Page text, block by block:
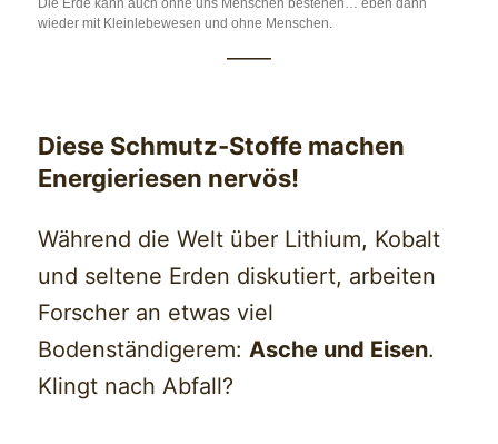
Die Erde kann auch ohne uns Menschen bestehen… eben dann
wieder mit Kleinlebewesen und ohne Menschen.
——
Diese Schmutz-Stoffe machen
Energieriesen nervös!
Während die Welt über Lithium, Kobalt
und seltene Erden diskutiert, arbeiten
Forscher an etwas viel
Bodenständigerem:Asche und Eisen.
Klingt nach Abfall?